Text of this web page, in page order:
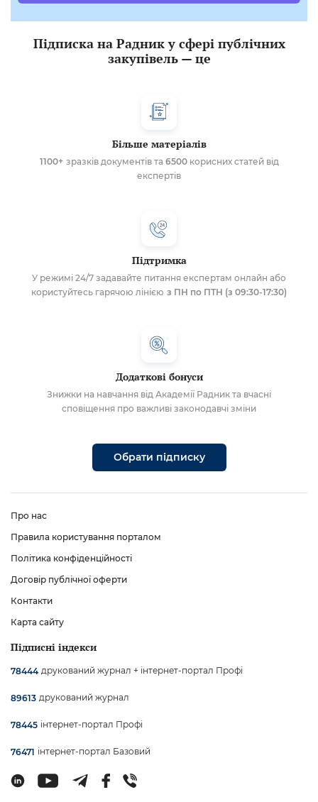
Підписка на Радник у сфері публічних
закупівель — це
Більше матеріалів
1100+ зразків документів та 6500корисних статей від
експертів
Підтримка
У режимі 24/7 задавайте питання експертам онлайн або
користуйтесь гарячою лінією з ПН по ПТН (з 09:30-17:30)
Додаткові бонуси
Знижки на навчання від Академії Радник та вчасні
сповіщення про важливі законодавчі зміни
Обрати підписку
Про нас
Правила користування порталом
Політика конфіденційності
Договір публічної оферти
Контакти
Карта сайту
Підписні індекси
78444 друкований журнал + інтернет-портал Профі
89613 друкований журнал
78445 інтернет-портал Профі
76471 інтернет-портал Базовий